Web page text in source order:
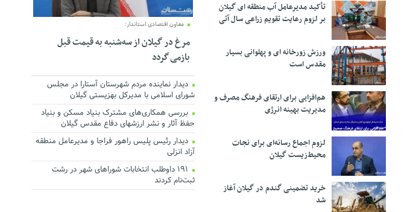
تأکید مدیرعامل آب منطقه ای گیلان
بر لزوم رعایت تقویم زراعی‌ سال آتی
ورزش زورخانه ای و پهلوانی بسیار
مقدس است
هم‌افزایی برای ارتقای فرهنگ مصرف و
مدیریت بهینه انرژی
لزوم اجماع رسانه‌ای برای نجات
محیط‌زیست گیلان
خرید تضمینی گندم در گیلان آغاز
شد
معاون اقتصادی استاندار:
مرغ در گیلان از سه‌شنبه به قیمت قبل
بازمی گردد
دیدار نماینده مردم شهرستان آستارا در مجلس
شورای اسلامی با مدیرکل بهزیستی گیلان
بررسی همکاری‌های مشترک بنیاد مسکن و بنیاد
حفظ آثار و نشر ارزشهای دفاع مقدس گیلان
دیدار رئیس پلیس راهور فراجا و مدیرعامل منطقه
آزاد انزلی
۱۹۱ داوطلب انتخابات شوراهای شهر در رشت
ثبت‌نام کردند